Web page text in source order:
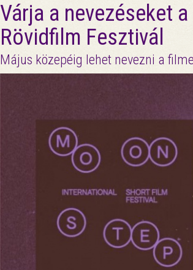
Várja a nevezéseket
Rövidfilm Fesztivál
Május közepéig lehet nevezni a